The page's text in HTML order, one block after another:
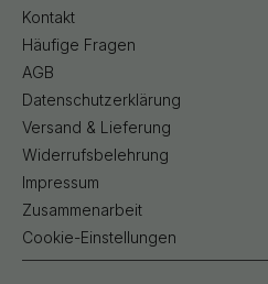
Kontakt
Häufige Fragen
AGB
Datenschutzerklärung
Versand & Lieferung
Widerrufsbelehrung
Impressum
Zusammenarbeit
Cookie-Einstellungen